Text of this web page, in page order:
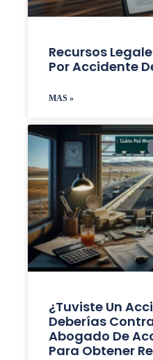
Recursos
Por Accidente
MAS »
¿Tuviste Un
Deberías
Abogado De
Para Obtener